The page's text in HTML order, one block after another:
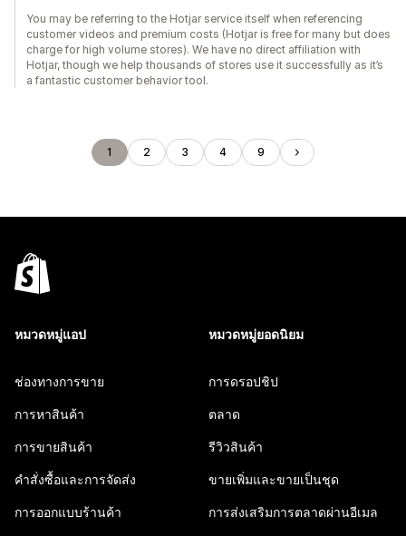
You may be referring to the Hotjar service itself when referencing
customer videos and premium costs (Hotjar is free for many but does
charge for high volume stores). We have no direct affiliation with
Hotjar, though we help thousands of stores use it successfully as it’s
a fantastic customer behavior tool.
1 2 3 4 9
หมวดหมู่แอป
ช่องทางการขาย
การหาสินค้า
การขายสินค้า
คำสั่งซื้อและการจัดส่ง
การออกแบบร้านค้า
หมวดหมู่ยอดนิยม
การดรอปชิป
ตลาด
รีวิวสินค้า
ขายเพิ่มและขายเป็นชุด
การส่งเสริมการตลาดผ่านอีเมล